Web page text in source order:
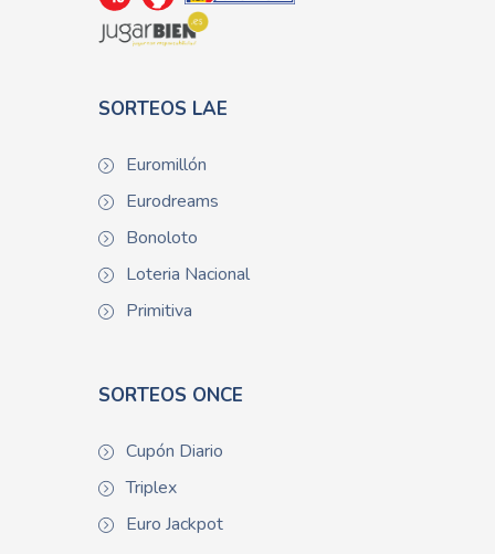
SORTEOS LAE
Euromillón
Eurodreams
Bonoloto
Loteria Nacional
Primitiva
SORTEOS ONCE
Cupón Diario
Triplex
Euro Jackpot